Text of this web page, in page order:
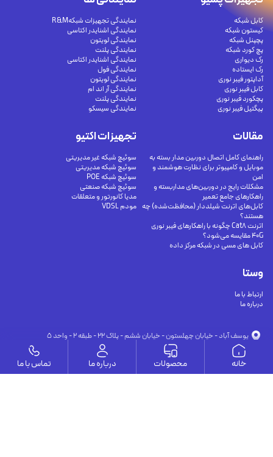
وستا
ارتباط با ما
درباره ما
کابل شبکه
کیستون شبکه
پچپنل شبکه
پچ کورد شبکه
رک دیواری
رک ایستاده
آداپتور فیبر نوری
کابل فیبر نوری
پچکورد فیبر نوری
پیگتیل فیبر نوری
تجهیزات اکتیو
سوئیچ شبکه غیر مدیریتی
سوئیچ شبکه مدیریتی
سوئیچ شبکه POE
سوئیچ شبکه صنعتی
مدیا کانورتور و متعلقات
مودم VDSL
نمایندگی تجهیزات شبکهR&M
نمایندگی اشنایدر اکتاسی
نمایندگی لویتون
نمایندگی پلنت
نمایندگی اشنایدر اکتاسی
نمایندگی فول
نمایندگی لویتون
نمایندگی آر اند ام
نمایندگی پلنت
نمایندگی سیسکو
مقالات
راهنمای کامل اتصال دوربین مدار بسته به
موبایل و کامپیوتر برای نظارت هوشمند و
امن
مشکلات رایج در دوربین‌های مداربسته و
راهکارهای جامع تعمیر
کابل‌های اترنت شیلددار (محافظت‌شده) چه
هستند؟
اترنت Cat8 چگونه با راهکارهای فیبر نوری
40G مقایسه می‌شود؟
کابل های مسی در شبکه مرکز داده
يوسف آباد - خيابان چهلستون - خيابان ششم - پلاك ٢٢ - طبقه ٢ - واحد ٥
info@vesta-com.com
09126394251
09191302116
خانه محصولات درباره ما تماس با ما